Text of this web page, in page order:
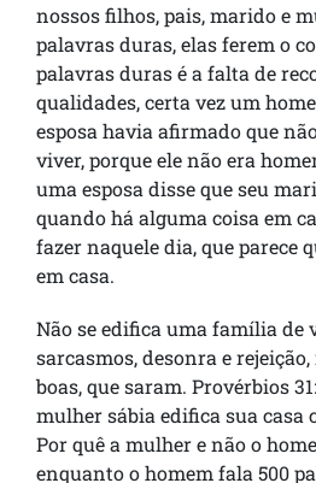
nossos filhos, pais, marido e
palavras duras, elas ferem o
palavras duras é a falta de
qualidades, certa vez um
esposa havia afirmado que
viver, porque ele não era
uma esposa disse que seu
quando há alguma coisa em
fazer naquele dia, que parece
em casa.
Não se edifica uma família de
sarcasmos, desonra e
boas, que saram. Provérbios
mulher sábia edifica sua casa
Por quê a mulher e não o
enquanto o homem fala 500